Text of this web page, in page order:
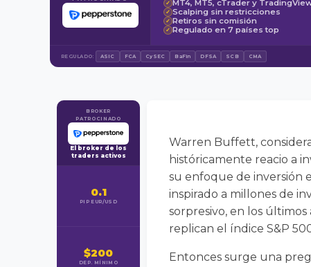
✓ MT4, MT5, cTrader y
✓ Scalping sin restricciones
✓ Retiros sin comisión
✓ Regulado en 7 países top
REGULADO: ASIC FCA CySEC BaFin DFSA SCB CMA
BROKER
PATROCINADO
El broker de los
traders activos
0.1
PIP EUR/USD
$200
DEP. MÍNIMO
Warren Buffett,
históricamente reacio a
su enfoque de inversión
inspirado a millones de
sorpresivo, en los
replican el índice S&P
Entonces surge una